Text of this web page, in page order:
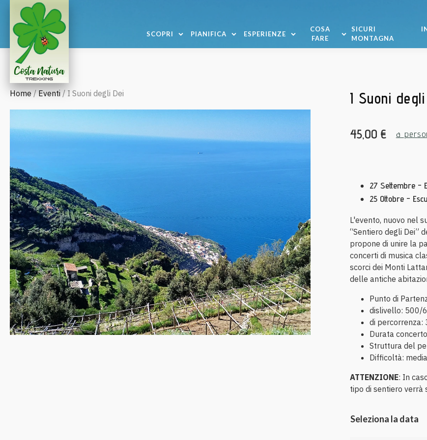
SCOPRI PIANIFICA ESPERIENZE
COSA
FARE
SICURI
MONTAGNA
Home/Eventi/ I Suoni degli Dei I Suoni
45,00 € a
27 Settembre -
25 Ottobre -
L'evento, nuovo nel
“Sentiero degli Dei”
propone di unire la
concerti di musica
scorci dei Monti
delle antiche
Punto di
dislivello: 500/
di percorrenza:
Durata
Struttura del
Difficoltà: media
ATTENZIONE: In
tipo di sentiero verrà
Seleziona la data